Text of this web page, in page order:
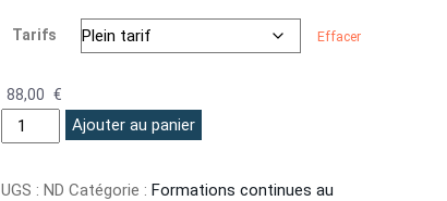
prix :
74,80 €
88,00 €
Tarifs Effacer
88,00 €
Ajouter au panier
UGS : ND Catégorie : Formations continues au